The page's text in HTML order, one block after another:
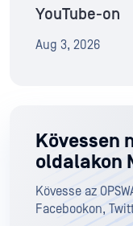
YouTube-on
Aug 3, 2026
Kövessen
oldalakon
Kövesse az
Facebookon,